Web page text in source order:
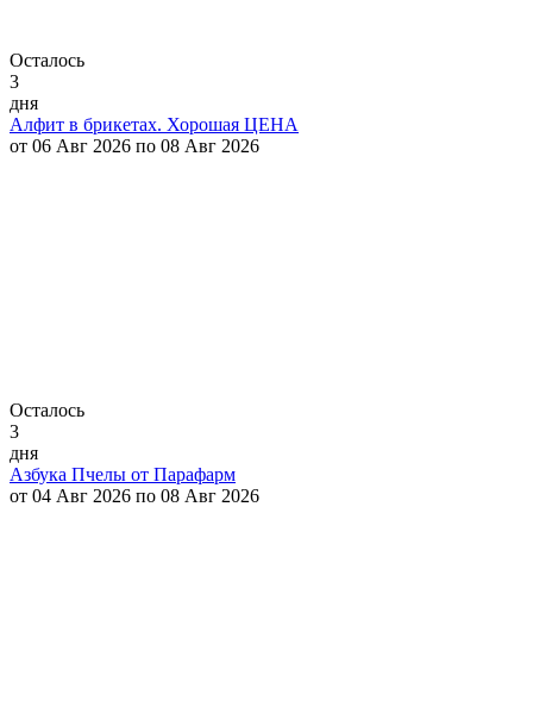
Осталось
3
дня
Алфит в брикетах. Хорошая ЦЕНА
от 06 Авг 2026 по 08 Авг 2026
Осталось
3
дня
Азбука Пчелы от Парафарм
от 04 Авг 2026 по 08 Авг 2026